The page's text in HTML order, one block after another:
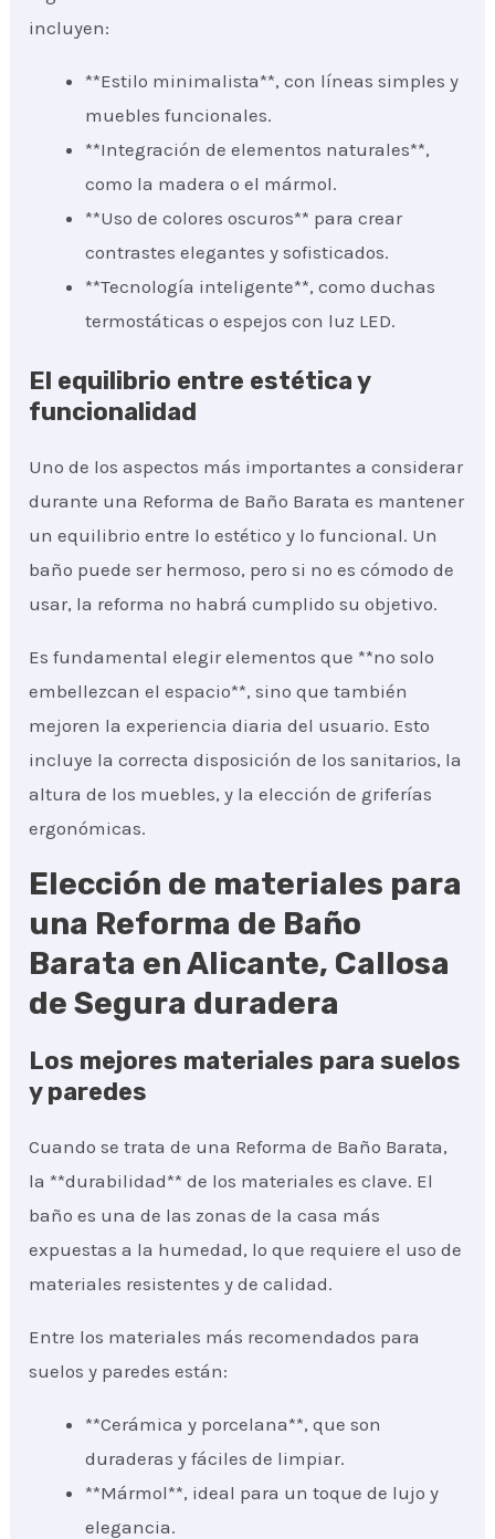
incluyen:
**Estilo minimalista**, con líneas simples y
muebles funcionales.
**Integración de elementos naturales**,
como la madera o el mármol.
**Uso de colores oscuros** para crear
contrastes elegantes y sofisticados.
**Tecnología inteligente**, como duchas
termostáticas o espejos con luz LED.
El equilibrio entre estética y
funcionalidad
Uno de los aspectos más importantes a considerar
durante una Reforma de Baño Barata es mantener
un equilibrio entre lo estético y lo funcional. Un
baño puede ser hermoso, pero si no es cómodo de
usar, la reforma no habrá cumplido su objetivo.
Es fundamental elegir elementos que **no solo
embellezcan el espacio**, sino que también
mejoren la experiencia diaria del usuario. Esto
incluye la correcta disposición de los sanitarios, la
altura de los muebles, y la elección de griferías
ergonómicas.
Elección de materiales para
una Reforma de Baño
Barata en Alicante, Callosa
de Segura duradera
Los mejores materiales para suelos
y paredes
Cuando se trata de una Reforma de Baño Barata,
la **durabilidad** de los materiales es clave. El
baño es una de las zonas de la casa más
expuestas a la humedad, lo que requiere el uso de
materiales resistentes y de calidad.
Entre los materiales más recomendados para
suelos y paredes están:
**Cerámica y porcelana**, que son
duraderas y fáciles de limpiar.
**Mármol**, ideal para un toque de lujo y
elegancia.